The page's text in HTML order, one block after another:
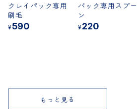
クレイパック専用
刷毛
¥ 590
パック専用スプー
ン
¥220
もっと見る